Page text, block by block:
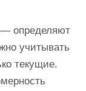
— определяют
учитывать
текущие.